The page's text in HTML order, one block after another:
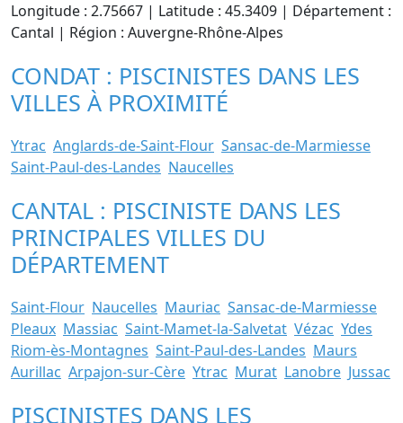
Longitude : 2.75667 | Latitude : 45.3409 | Département :
Cantal | Région : Auvergne-Rhône-Alpes
CONDAT : PISCINISTES DANS LES
VILLES À PROXIMITÉ
Ytrac Anglards-de-Saint-Flour Sansac-de-Marmiesse
Saint-Paul-des-Landes Naucelles
CANTAL : PISCINISTE DANS LES
PRINCIPALES VILLES DU
DÉPARTEMENT
Saint-Flour Naucelles Mauriac Sansac-de-Marmiesse
Pleaux Massiac Saint-Mamet-la-Salvetat Vézac Ydes
Riom-ès-Montagnes Saint-Paul-des-Landes Maurs
Aurillac Arpajon-sur-Cère Ytrac Murat Lanobre Jussac
PISCINISTES DANS LES